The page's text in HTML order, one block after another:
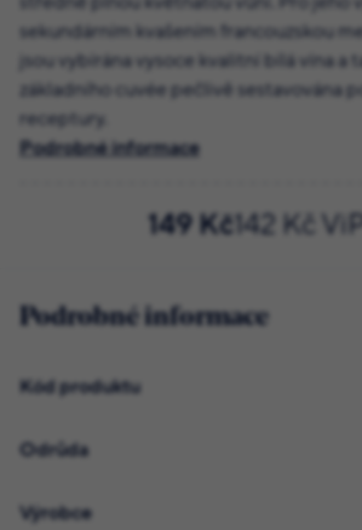
sekundárním kvašením francouzskou
jsou vybírána vysoce kvalitní bílá vína a
základního cuvée pečlivě sestavována
receptury.
Podrobné informace
149 Kč142 Kč
Podrobné informace
Kód produktu
Odrůda
Výrobce